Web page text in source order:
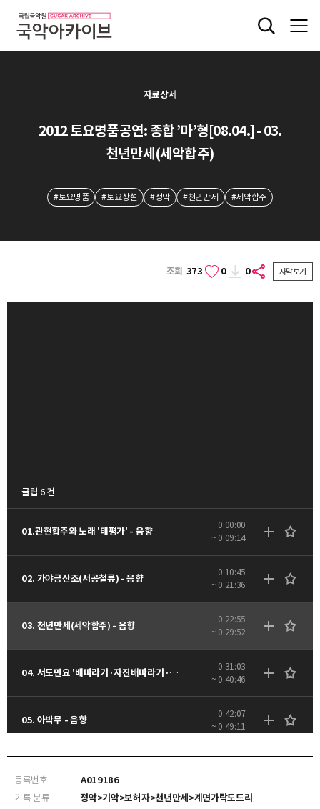
자료상세
2012 토요명품공연: 종합 ’마’형[08.04.] - 03.
천년만세(세악합주)
#토요명품 #토요상설 #정악 #천년만세 #세악합주
조회 373 0 0 자막보기
클립 6 건
01.관현합주와 노래 '태평가' - 음향
0:00:00
~ 0:09:14
02. 가야금산조(서공철류) - 음향
0:10:45
~ 0:21:36
03. 천년만세(세악합주) - 음향
0:22:55
~ 0:29:52
04. 서도민요 '배따라기·자진배따라기·배치기' - 음향
0:31:03
~ 0:40:46
05. 아박무 - 음향
0:42:07
~ 0:49:11
0:59:48
등록번호
A019186
기록 분류
정악>기악>보허자>천년만세>계면가락도드리